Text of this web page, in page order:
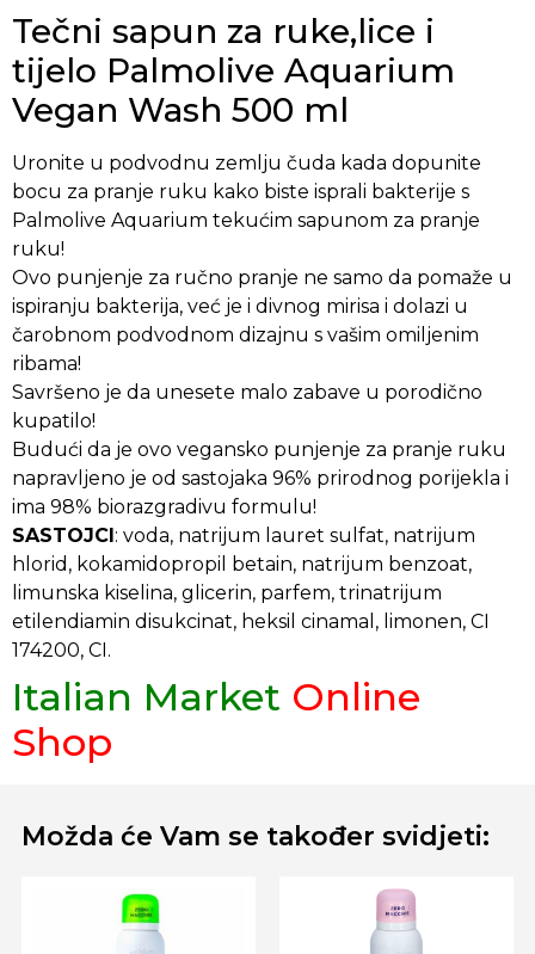
Tečni sapun za ruke,lice i
tijelo Palmolive Aquarium
Vegan Wash 500 ml
Uronite u podvodnu zemlju čuda kada dopunite
bocu za pranje ruku kako biste isprali bakterije s
Palmolive Aquarium tekućim sapunom za pranje
ruku!
Ovo punjenje za ručno pranje ne samo da pomaže u
ispiranju bakterija, već je i divnog mirisa i dolazi u
čarobnom podvodnom dizajnu s vašim omiljenim
ribama!
Savršeno je da unesete malo zabave u porodično
kupatilo!
Budući da je ovo vegansko punjenje za pranje ruku
napravljeno je od sastojaka 96% prirodnog porijekla i
ima 98% biorazgradivu formulu!
SASTOJCI: voda, natrijum lauret sulfat, natrijum
hlorid, kokamidopropil betain, natrijum benzoat,
limunska kiselina, glicerin, parfem, trinatrijum
etilendiamin disukcinat, heksil cinamal, limonen, CI
174200, CI.
Italian Market Online
Shop
Možda će Vam se također svidjeti: